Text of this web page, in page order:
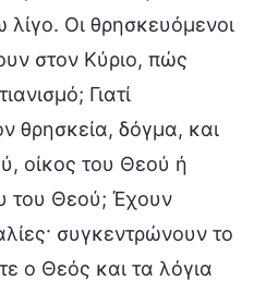
Οι θρησκευόμενοι
στον Κύριο, πώς
Γιατί
θρησκεία, δόγμα, και
οίκος του Θεού ή
του Θεού; Έχουν
συγκεντρώνουν το
ο Θεός και τα λόγια